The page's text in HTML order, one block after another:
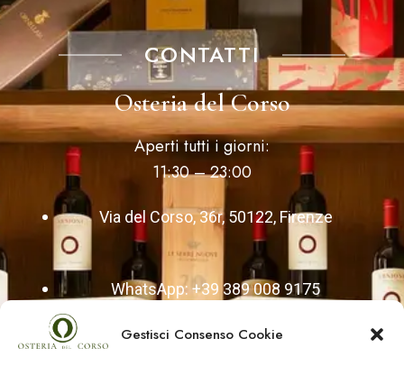
Gestisci Consenso Cookie
CONTATTI
Osteria del Corso
Aperti tutti i giorni:
11:30 – 23:00
Via del Corso, 36r, 50122, Firenze
WhatsApp: +39 389 008 9175